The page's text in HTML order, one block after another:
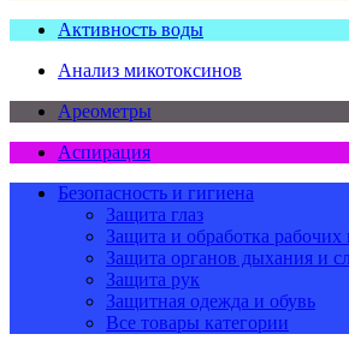
Активность воды
Анализ микотоксинов
Ареометры
Аспирация
Безопасность и гигиена
Защита глаз
Защита и обработка рабочих
Защита органов дыхания и
Защита рук
Защитная одежда и обувь
Все товары категории